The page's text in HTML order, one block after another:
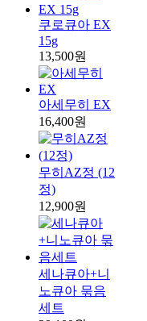
쿠로큐아 EX
15g
13,500원
아세무히 EX
16,400원
무히AZ정 (12
정)
12,900원
세나큐아+니
노큐아 묶음
세트